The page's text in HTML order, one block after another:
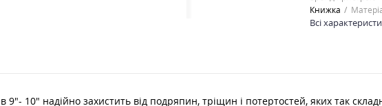
від подряпин,
потертостей,..
0
Книжка
Всі
10" надійно захистить від подряпин, тріщин і потертостей, яких так